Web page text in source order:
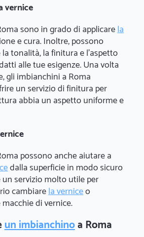
vernice
sono in grado di applicarela
e cura. Inoltre, possono
tonalità, la finitura e l'aspetto
alle tue esigenze. Una volta
gli imbianchini a Roma
un servizio di finitura per
abbia un aspetto uniforme e
possono anche aiutare a
dalla superficie in modo sicuro
servizio molto utile per
cambiarela verniceo
di vernice.
un imbianchinoa Roma